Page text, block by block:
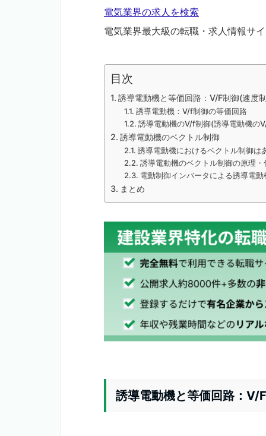
電気業界の求人を検索
電気業界最大級の転職・求人情報サ
目次
誘導電動機と等価回路：V/F制御(速度
誘導電動機：V/f制御の等価回路
誘導電動機のV/f制御(誘導電動機の
誘導電動機のベクトル制御
誘導電動機におけるベクトル制御は
誘導電動機のベクトル制御の原理
電動制御インバータによる誘導電
まとめ
誘導電動機と等価回路：V/